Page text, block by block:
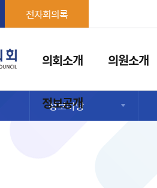
전자회의록
의회소개 의원소개
정보공개
정보마당